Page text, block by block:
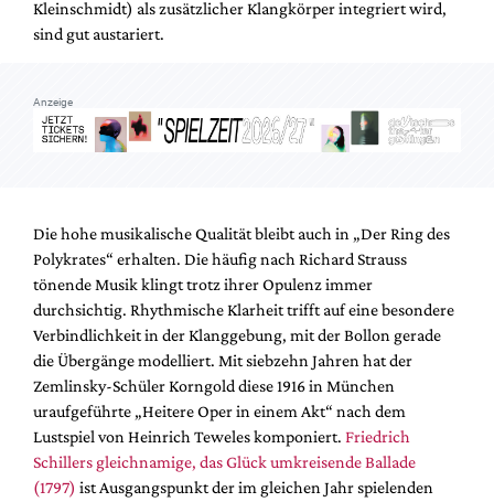
Kleinschmidt) als zusätzlicher Klangkörper integriert wird,
sind gut austariert.
Anzeige
Die hohe musikalische Qualität bleibt auch in „Der Ring des
Polykrates“ erhalten. Die häufig nach Richard Strauss
tönende Musik klingt trotz ihrer Opulenz immer
durchsichtig. Rhythmische Klarheit trifft auf eine besondere
Verbindlichkeit in der Klanggebung, mit der Bollon gerade
die Übergänge modelliert. Mit siebzehn Jahren hat der
Zemlinsky-Schüler Korngold diese 1916 in München
uraufgeführte „Heitere Oper in einem Akt“ nach dem
Lustspiel von Heinrich Teweles komponiert. Friedrich
Schillers gleichnamige, das Glück umkreisende Ballade
(1797) ist Ausgangspunkt der im gleichen Jahr spielenden